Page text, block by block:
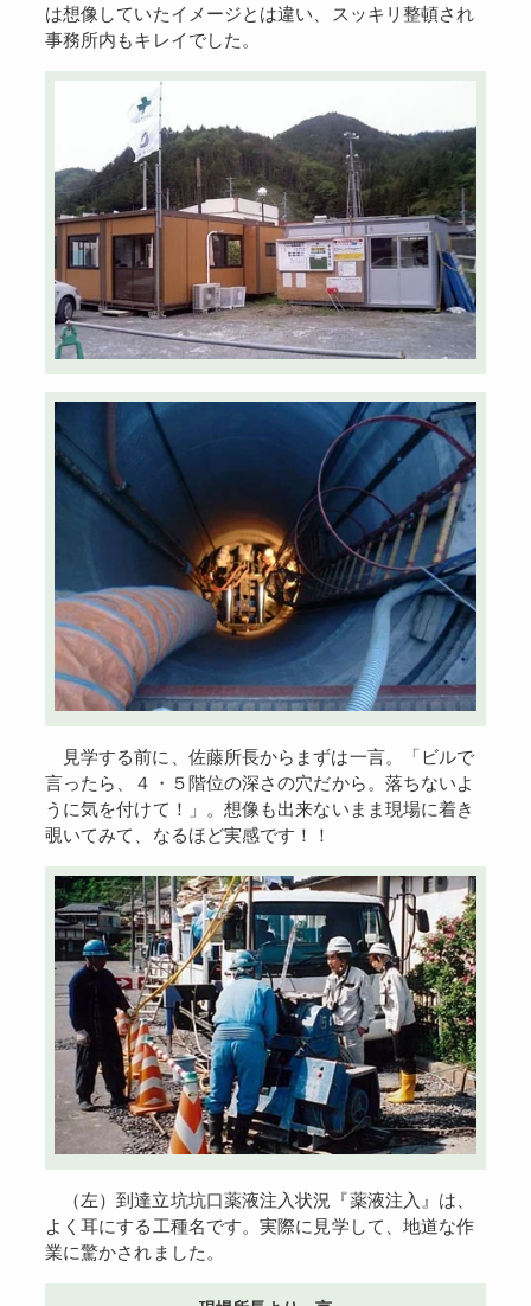
は想像していたイメージとは違い、スッキリ整頓され
事務所内もキレイでした。
見学する前に、佐藤所長からまずは一言。「ビルで
言ったら、４・５階位の深さの穴だから。落ちないよ
うに気を付けて！」。想像も出来ないまま現場に着き
覗いてみて、なるほど実感です！！
（左）到達立坑坑口薬液注入状況『薬液注入』は、
よく耳にする工種名です。実際に見学して、地道な作
業に驚かされました。